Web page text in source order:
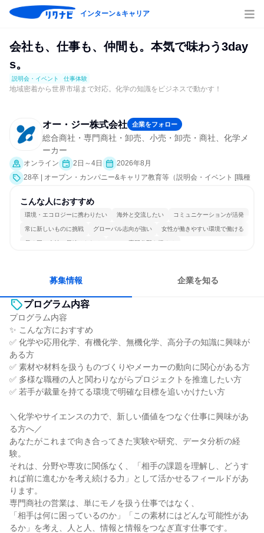
インターン＆キャリア
会社も、仕事も、仲間も。本気で味わう3day
s。
説明会・イベント 仕事体験
地域密着から世界市場まで対応。化学の知識をビジネスで動かす！
オー・ジー株式会社 企業をフォロー
総合商社・専門商社・卸売、小売・卸売・商社、化学メ
ーカー
オンライン 2日～4日
2026年8月
28卒 | オープン・カンパニー&キャリア教育等（説明会・イベント [職種
体験）
こんな人におすすめ
環境・エコロジーに携わりたい 海外と交流したい コミュニケーションが活発
常に新しいものに挑戦 グローバル志向が強い 女性が働きやすい環境で働ける
長く同じ会社に居続けられる 一つの専門分野を極める
募集情報 企業を知る
プログラム内容
プログラム内容
✨ こんな方におすすめ
✅ 化学や応用化学、有機化学、無機化学、高分子の知識に興味が
ある方
✅ 素材や材料を扱うものづくりやメーカーの動向に関心がある方
✅ 多様な職種の人と関わりながらプロジェクトを推進したい方
✅ 若手が裁量を持てる環境で明確な目標を追いかけたい方
＼化学やサイエンスの力で、新しい価値をつなぐ仕事に興味があ
る方へ／
あなたがこれまで向き合ってきた実験や研究、データ分析の経
験。
それは、分野や専攻に関係なく、「相手の課題を理解し、どうす
れば前に進むかを考え続ける力」として活かせるフィールドがあ
ります。
専門商社の営業は、単にモノを扱う仕事ではなく、
「相手は何に困っているのか」「この素材にはどんな可能性があ
るか」を考え、人と人、情報と情報をつなぎ直す仕事です。